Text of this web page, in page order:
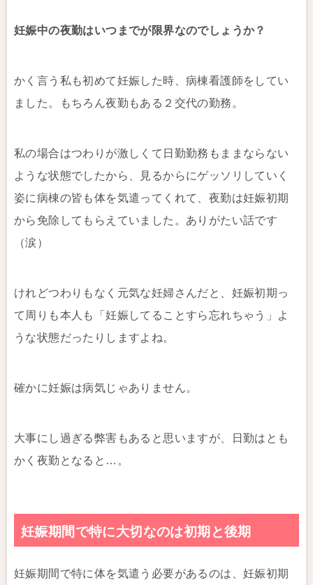
妊娠中の夜勤はいつまでが限界なのでしょうか？
かく言う私も初めて妊娠した時、病棟看護師をしてい
ました。もちろん夜勤もある２交代の勤務。
私の場合はつわりが激しくて日勤勤務もままならない
ような状態でしたから、見るからにゲッソリしていく
姿に病棟の皆も体を気遣ってくれて、夜勤は妊娠初期
から免除してもらえていました。ありがたい話です
（涙）
けれどつわりもなく元気な妊婦さんだと、妊娠初期っ
て周りも本人も「妊娠してることすら忘れちゃう」よ
うな状態だったりしますよね。
確かに妊娠は病気じゃありません。
大事にし過ぎる弊害もあると思いますが、日勤はとも
かく夜勤となると…。
妊娠期間で特に大切なのは初期と後期
妊娠期間で特に体を気遣う必要があるのは、妊娠初期